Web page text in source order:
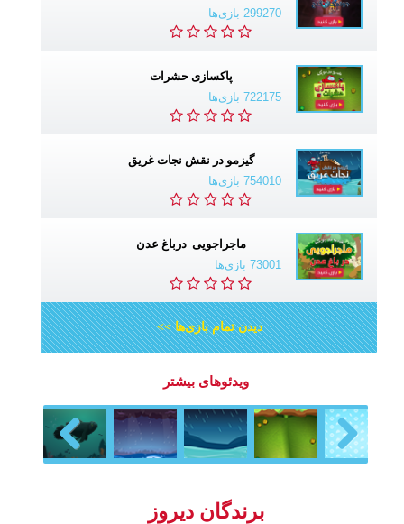
299270 بازی‌ها
پاکسازی حشرات
722175 بازی‌ها
گیزمو در نقش نجات غریق
754010 بازی‌ها
ماجراجویی درباغ عدن
73001 بازی‌ها
دیدن تمام بازی‌ها >>
ویدئوهای بیشتر
Previous Next
برندگان دیروز